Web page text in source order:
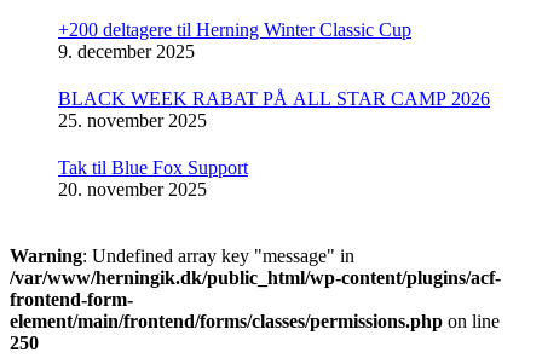
+200 deltagere til Herning Winter Classic Cup
9. december 2025
BLACK WEEK RABAT PÅ ALL STAR CAMP 2026
25. november 2025
Tak til Blue Fox Support
20. november 2025
Warning: Undefined array key "message" in
/var/www/herningik.dk/public_html/wp-content/plugins/acf-
frontend-form-
element/main/frontend/forms/classes/permissions.php on line
250